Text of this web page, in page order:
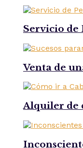
Servicio de
Venta de
Alquiler de